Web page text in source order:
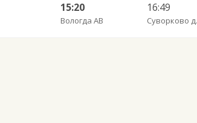
15:20
Вологда АВ
16:49
Суворково д.